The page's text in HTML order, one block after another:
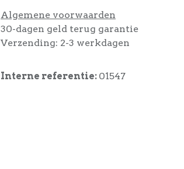
Algemene voorwaarden
30-dagen geld terug garantie
Verzending: 2-3 werkdagen
Interne referentie: 01547